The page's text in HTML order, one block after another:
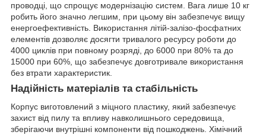
проводці, що спрощує модернізацію систем. Вага лише 10 кг
робить його значно легшим, при цьому він забезпечує вищу
енергоефективність. Використання літій-залізо-фосфатних
елементів дозволяє досягти тривалого ресурсу роботи до
4000 циклів при повному розряді, до 6000 при 80% та до
15000 при 60%, що забезпечує довготривале використання
без втрати характеристик.
Надійність матеріалів та стабільність
Корпус виготовлений з міцного пластику, який забезпечує
захист від пилу та впливу навколишнього середовища,
зберігаючи внутрішні компоненти від пошкоджень. Хімічний